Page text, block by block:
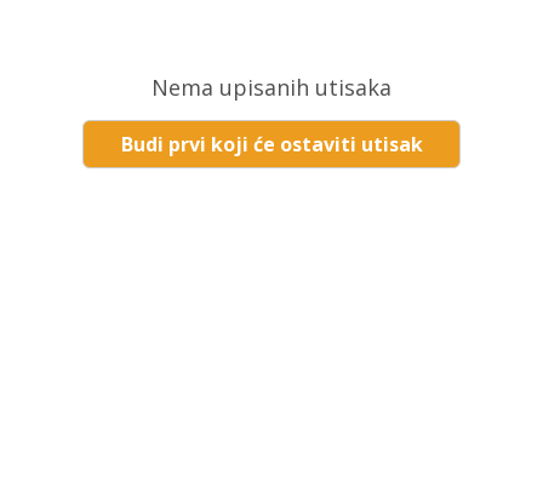
Nema upisanih utisaka
Budi prvi koji će ostaviti utisak